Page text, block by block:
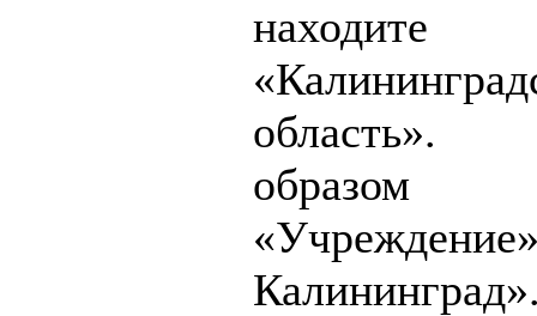
находите
область».
образом